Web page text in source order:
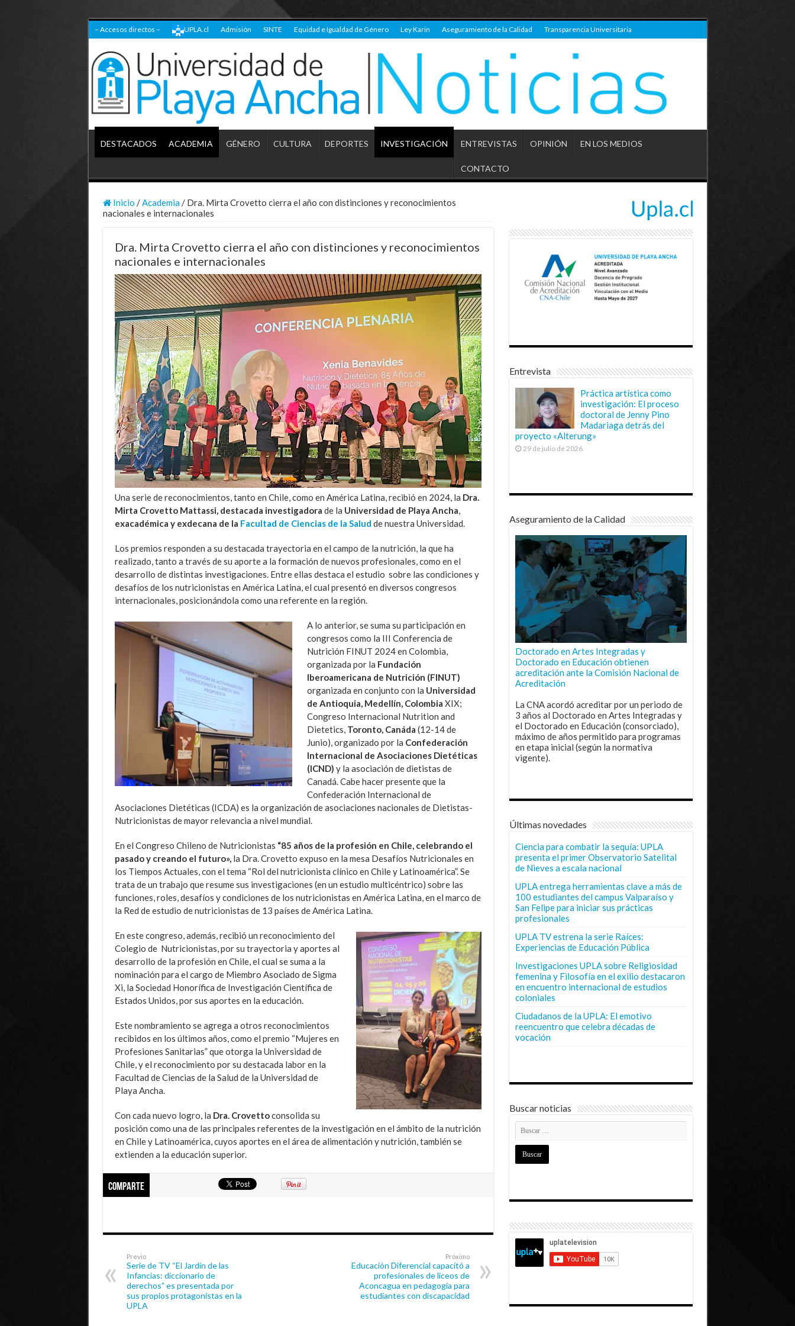
– Accesos directos – UPLA.cl Admisión SINTE Equidad e Igualdad de Género Ley Karin Aseguramiento de la Calidad Transparencia Universitaria
DESTACADOS ACADEMIA GÉNERO CULTURA DEPORTES INVESTIGACIÓN ENTREVISTAS OPINIÓN EN LOS MEDIOS
CONTACTO
Inicio / Academia / Dra. Mirta Crovetto cierra el año con distinciones y reconocimientos
nacionales e internacionales
Dra. Mirta Crovetto cierra el año con distinciones y reconocimientos
nacionales e internacionales
Una serie de reconocimientos, tanto en Chile, como en América Latina, recibió en 2024, la Dra.
Mirta Crovetto Mattassi, destacada investigadora de la Universidad de Playa Ancha,
exacadémica y exdecana de la Facultad de Ciencias de la Salud de nuestra Universidad.
Los premios responden a su destacada trayectoria en el campo de la nutrición, la que ha
realizado, tanto a través de su aporte a la formación de nuevos profesionales, como en el
desarrollo de distintas investigaciones. Entre ellas destaca el estudio sobre las condiciones y
desafíos de los nutricionistas en América Latina, el cual presentó en diversos congresos
internacionales, posicionándola como una referente en la región.
A lo anterior, se suma su participación en
congresos como la III Conferencia de
Nutrición FINUT 2024 en Colombia,
organizada por la Fundación
Iberoamericana de Nutrición (FINUT)
organizada en conjunto con la Universidad
de Antioquia, Medellín, Colombia XIX;
Congreso Internacional Nutrition and
Dietetics, Toronto, Canáda (12-14 de
Junio), organizado por la Confederación
Internacional de Asociaciones Dietéticas
(ICND) y la asociación de dietistas de
Canadá. Cabe hacer presente que la
Confederación Internacional de
Asociaciones Dietéticas (ICDA) es la organización de asociaciones nacionales de Dietistas-
Nutricionistas de mayor relevancia a nivel mundial.
En el Congreso Chileno de Nutricionistas “85 años de la profesión en Chile, celebrando el
pasado y creando el futuro»,la Dra. Crovetto expuso en la mesa Desafíos Nutricionales en
los Tiempos Actuales, con el tema “Rol del nutricionista clínico en Chile y Latinoamérica”. Se
trata de un trabajo que resume sus investigaciones (en un estudio multicéntrico) sobre las
funciones, roles, desafíos y condiciones de los nutricionistas en América Latina, en el marco de
la Red de estudio de nutricionistas de 13 países de América Latina.
En este congreso, además, recibió un reconocimiento del
Colegio de Nutricionistas, por su trayectoria y aportes al
desarrollo de la profesión en Chile, el cual se suma a la
nominación para el cargo de Miembro Asociado de Sigma
Xi, la Sociedad Honorífica de Investigación Científica de
Estados Unidos, por sus aportes en la educación.
Este nombramiento se agrega a otros reconocimientos
recibidos en los últimos años, como el premio “Mujeres en
Profesiones Sanitarias” que otorga la Universidad de
Chile, y el reconocimiento por su destacada labor en la
Facultad de Ciencias de la Salud de la Universidad de
Playa Ancha.
Con cada nuevo logro, la Dra. Crovettoconsolida su
posición como una de las principales referentes de la investigación en el ámbito de la nutrición
en Chile y Latinoamérica, cuyos aportes en el área de alimentación y nutrición, también se
extienden a la educación superior.
Comparte
Previo
Serie de TV “El Jardín de las
Infancias: diccionario de
derechos” es presentada por
sus propios protagonistas en la
UPLA
Próximo
Educación Diferencial capacitó a
profesionales de liceos de
Aconcagua en pedagogía para
estudiantes con discapacidad
Entrevista
Práctica artística como
investigación: El proceso
doctoral de Jenny Pino
Madariaga detrás del
proyecto «Alterung»
29 de julio de 2026
Aseguramiento de la Calidad
Doctorado en Artes Integradas y
Doctorado en Educación obtienen
acreditación ante la Comisión Nacional de
Acreditación
La CNA acordó acreditar por un periodo de
3 años al Doctorado en Artes Integradas y
el Doctorado en Educación (consorciado),
máximo de años permitido para programas
en etapa inicial (según la normativa
vigente).
Últimas novedades
Ciencia para combatir la sequía: UPLA
presenta el primer Observatorio Satelital
de Nieves a escala nacional
UPLA entrega herramientas clave a más de
100 estudiantes del campus Valparaíso y
San Felipe para iniciar sus prácticas
profesionales
UPLA TV estrena la serie Raíces:
Experiencias de Educación Pública
Investigaciones UPLA sobre Religiosidad
femenina y Filosofía en el exilio destacaron
en encuentro internacional de estudios
coloniales
Ciudadanos de la UPLA: El emotivo
reencuentro que celebra décadas de
vocación
Buscar noticias